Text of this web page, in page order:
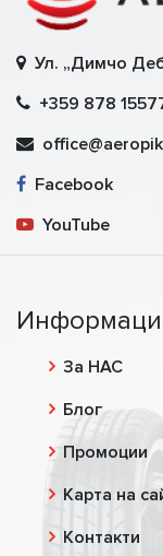
Ул. „Димчо
+359 878
Facebook
YouTube
За НАС
Блог
Промоции
Карта на
Контакти